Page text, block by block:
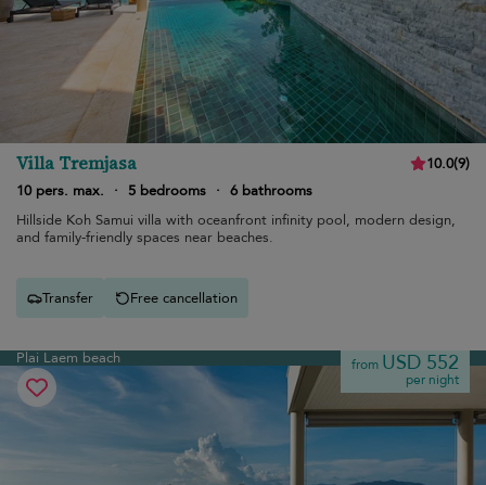
Villa Tremjasa 10.0(9)
10 pers. max.
· 5 bedrooms · 6 bathrooms
Hillside Koh Samui villa with oceanfront infinity pool, modern design,
and family-friendly spaces near beaches.
Transfer Free cancellation
Plai Laem beach from USD 552
per night